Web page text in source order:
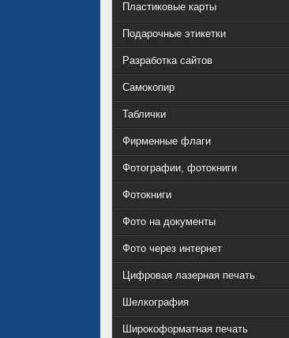
Пластиковые карты
Подарочные этикетки
Разработка сайтов
Самокопир
Таблички
Фирменные флаги
Фотографии, фотокниги
Фотокниги
Фото на документы
Фото через интернет
Цифровая лазерная печать
Шелкография
Широкоформатная печать